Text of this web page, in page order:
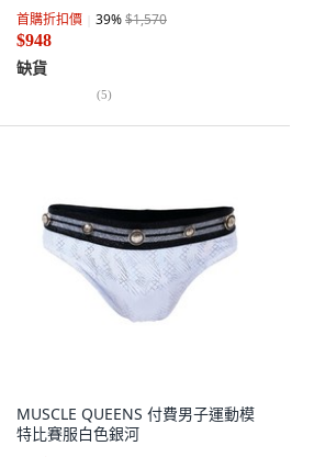
首購折扣價 39%$1,570
$948
缺貨
(5)
MUSCLE QUEENS 付費男子運動模
特比賽服白色銀河